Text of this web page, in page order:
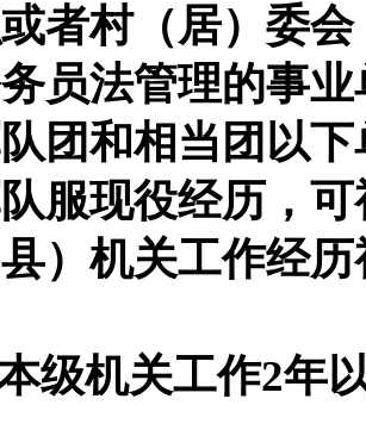
者村（居）委
员法管理的事
团和相当团以
服现役经历，
）机关工作经
级机关工作2年